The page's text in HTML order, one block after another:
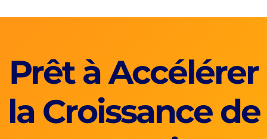
Prêt à Accélérer
la Croissance de